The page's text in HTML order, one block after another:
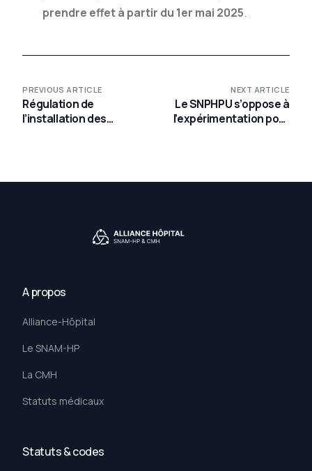
prendre effet à partir du 1er mai 2025.
PREVIOUS ARTICLE
Régulation de
l’installation des
NEXT ARTICLE
Le SNPHPU s’oppose à
l’expérimentation pour
A propos
Alliance-Hôpital
Le SNAM-HP
La CMH
Statuts médicaux
Statuts & codes